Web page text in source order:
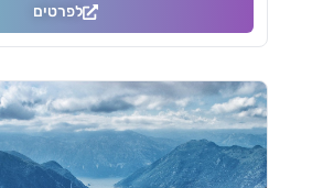
לפרטים